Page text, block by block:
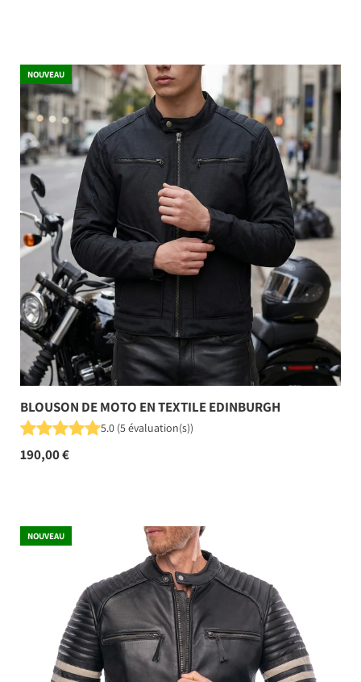
BLOUSON DE MOTO EN TEXTILE EDINBURGH
5.0 (5évaluation(s))
190,00 €
NOUVEAU
NOUVEAU